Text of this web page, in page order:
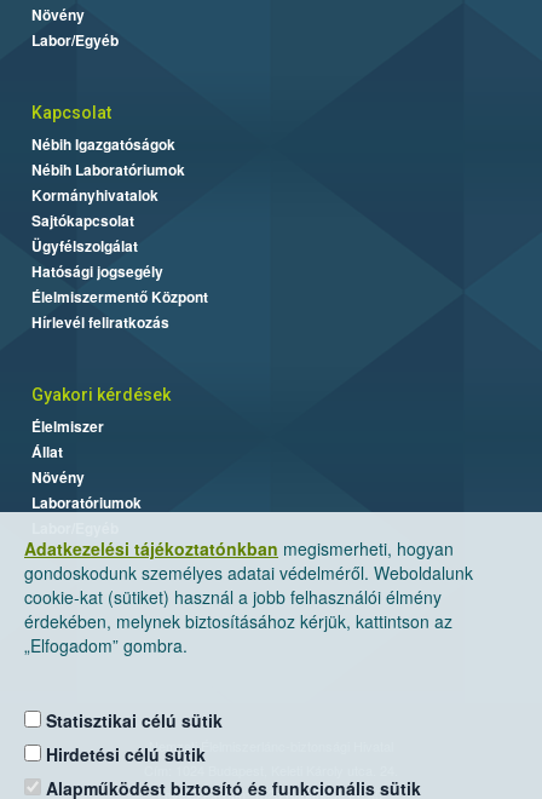
Adatkezelési tájékoztatónkban megismerheti, hogyan
gondoskodunk személyes adatai védelméről. Weboldalunk
cookie-kat (sütiket) használ a jobb felhasználói élmény
érdekében, melynek biztosításához kérjük, kattintson az
„Elfogadom” gombra.
Statisztikai célú sütik
Hirdetési célú sütik
Alapműködést biztosító és funkcionális sütik
Növény
Labor/Egyéb
Kapcsolat
Nébih Igazgatóságok
Nébih Laboratóriumok
Kormányhivatalok
Sajtókapcsolat
Ügyfélszolgálat
Hatósági jogsegély
Élelmiszermentő Központ
Hírlevél feliratkozás
Gyakori kérdések
Élelmiszer
Állat
Növény
Laboratóriumok
Nemzeti Élelmiszerlánc-biztonsági Hivatal
Levelezési cím: 1525 Budapest. Pf. 30.